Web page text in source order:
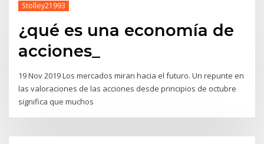
Stolley21993
¿qué es una economía de
acciones_
19 Nov 2019 Los mercados miran hacia el futuro. Un repunte en
las valoraciones de las acciones desde principios de octubre
significa que muchos